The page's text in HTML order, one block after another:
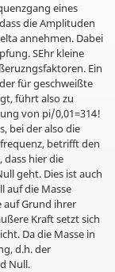
eines
die Amplituden
annehmen. Dabei
SEhr kleine
Ein
für geschweißte
führt also zu
von pi/0,01=314!
bei der also die
betrifft den
dass hier die
geht. Dies ist auch
auf die Masse
auf Grund ihrer
Kraft setzt sich
Da die Masse in
d.h. der
Null.